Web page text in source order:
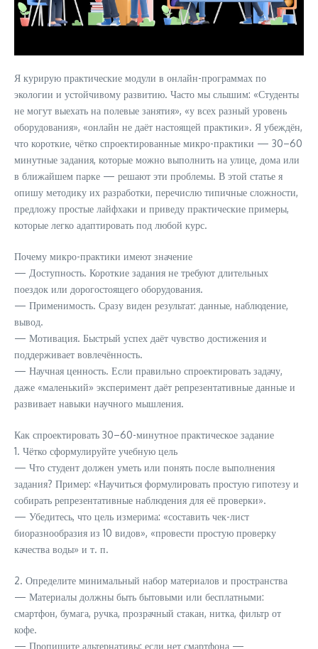
Я курирую практические модули в онлайн-программах по
экологии и устойчивому развитию. Часто мы слышим: «Студенты
не могут выехать на полевые занятия», «у всех разный уровень
оборудования», «онлайн не даёт настоящей практики». Я убеждён,
что короткие, чётко спроектированные микро-практики — 30–60
минутные задания, которые можно выполнить на улице, дома или
в ближайшем парке — решают эти проблемы. В этой статье я
опишу методику их разработки, перечислю типичные сложности,
предложу простые лайфхаки и приведу практические примеры,
которые легко адаптировать под любой курс.
Почему микро-практики имеют значение
— Доступность. Короткие задания не требуют длительных
поездок или дорогостоящего оборудования.
— Применимость. Сразу виден результат: данные, наблюдение,
вывод.
— Мотивация. Быстрый успех даёт чувство достижения и
поддерживает вовлечённость.
— Научная ценность. Если правильно спроектировать задачу,
даже «маленький» эксперимент даёт репрезентативные данные и
развивает навыки научного мышления.
Как спроектировать 30–60-минутное практическое задание
1. Чётко сформулируйте учебную цель
— Что студент должен уметь или понять после выполнения
задания? Пример: «Научиться формулировать простую гипотезу и
собирать репрезентативные наблюдения для её проверки».
— Убедитесь, что цель измерима: «составить чек-лист
биоразнообразия из 10 видов», «провести простую проверку
качества воды» и т. п.
2. Определите минимальный набор материалов и пространства
— Материалы должны быть бытовыми или бесплатными:
смартфон, бумага, ручка, прозрачный стакан, нитка, фильтр от
кофе.
— Пропишите альтернативы: если нет смартфона —